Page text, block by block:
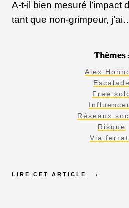
A-t-il bien mesuré l’impact
tant que non-grimpeur,
Thèmes :
Alex
Escalade
Free
Réseaux
Risque
Via
LIRE CET ARTICLE